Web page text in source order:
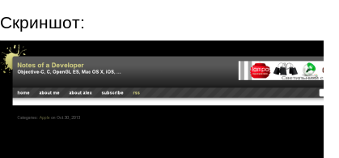
Скриншот: